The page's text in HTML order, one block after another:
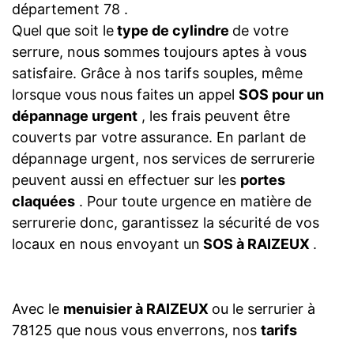
département 78 .
Quel que soit letype de cylindre de votre
serrure, nous sommes toujours aptes à vous
satisfaire. Grâce à nos tarifs souples, même
lorsque vous nous faites un appel SOS pour un
dépannage urgent , les frais peuvent être
couverts par votre assurance. En parlant de
dépannage urgent, nos services de serrurerie
peuvent aussi en effectuer sur les portes
claquées . Pour toute urgence en matière de
serrurerie donc, garantissez la sécurité de vos
locaux en nous envoyant un SOS à RAIZEUX .
Avec le menuisier à RAIZEUX ou le serrurier à
78125 que nous vous enverrons, nos tarifs